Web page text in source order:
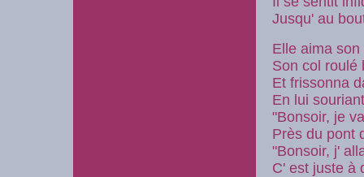
Jusqu' au
Elle aima
Son col
Et frissonna
En lui
"Bonsoir, je
Près du pont
"Bonsoir, j'
C' est juste à